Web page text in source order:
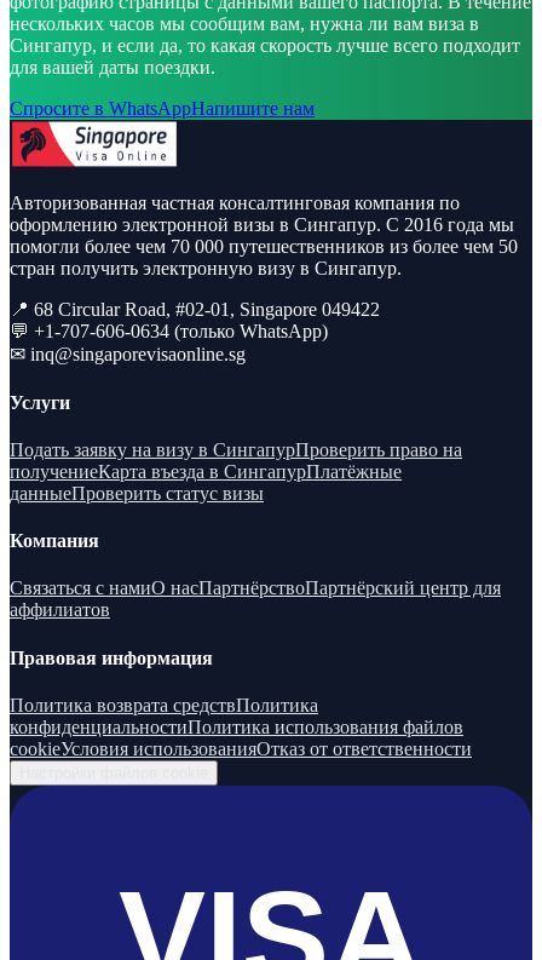
нескольких часов мы сообщим вам, нужна ли вам виза в
Сингапур, и если да, то какая скорость лучше всего подходит
для вашей даты поездки.
Спросите в WhatsAppНапишите нам
Авторизованная частная консалтинговая компания по
оформлению электронной визы в Сингапур. С 2016 года мы
помогли более чем 70 000 путешественников из более чем 50
стран получить электронную визу в Сингапур.
📍 68 Circular Road, #02-01, Singapore 049422
💬 +1-707-606-0634 (только WhatsApp)
✉ inq@singaporevisaonline.sg
Услуги
Подать заявку на визу в СингапурПроверить право на
получениеКарта въезда в СингапурПлатёжные
данныеПроверить статус визы
Компания
Связаться с намиО насПартнёрствоПартнёрский центр для
аффилиатов
Правовая информация
Политика возврата средствПолитика
конфиденциальностиПолитика использования файлов
cookieУсловия использованияОтказ от ответственности